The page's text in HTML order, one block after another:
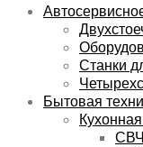
Станки
Бытовая
СВЧ